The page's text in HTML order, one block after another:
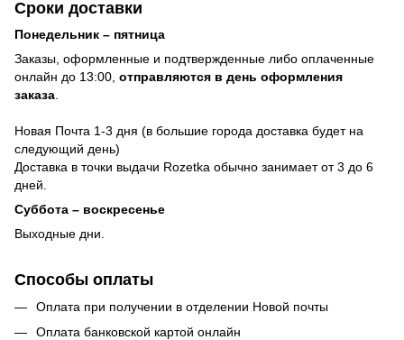
Сроки доставки
Понедельник – пятница
Заказы, оформленные и подтвержденные либо оплаченные
онлайн до 13:00, отправляются в день оформления
заказа
Новая Почта 1-3 дня (в большие города доставка будет на
следующий день)
Доставка в точки выдачи Rozetka обычно занимает от 3 до 6
дней.
Суббота – воскресенье
Выходные дни.
Способы оплаты
Оплата при получении в отделении Новой почты
Оплата банковской картой онлайн